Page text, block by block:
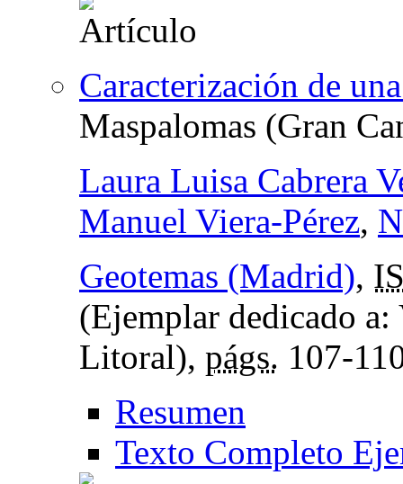
Caracterización de
Maspalomas (Gran
Laura Luisa Cabrera
Manuel Viera-Pérez,
Geotemas (Madrid),
(Ejemplar dedicado
Litoral), págs. 107-
Resumen
Texto Completo